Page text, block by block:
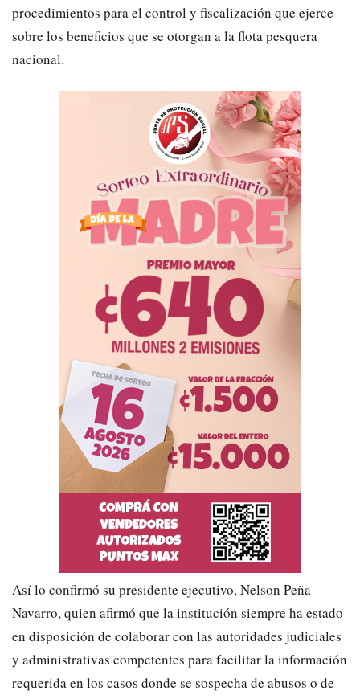
procedimientos para el control y fiscalización que ejerce
sobre los beneficios que se otorgan a la flota pesquera
nacional.
Así lo confirmó su presidente ejecutivo, Nelson Peña
Navarro, quien afirmó que la institución siempre ha estado
en disposición de colaborar con las autoridades judiciales
y administrativas competentes para facilitar la información
requerida en los casos donde se sospecha de abusos o de